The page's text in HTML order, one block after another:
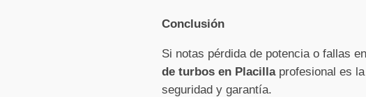
Conclusión
Si notas pérdida de potencia o fallas
de turbos en Placillaprofesional es la
seguridad y garantía.